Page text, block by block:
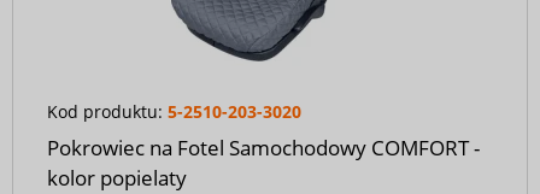
Kod produktu: 5-2510-203-3020
Pokrowiec na Fotel Samochodowy COMFORT -
kolor popielaty